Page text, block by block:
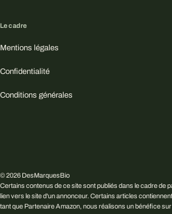
Le cadre
Mentions légales
Confidentialité
Conditions générales
© 2026 DesMarquesBio
Certains contenus de ce site sont publiés dans le cadre de
lien vers le site d'un annonceur. Certains articles
tant que Partenaire Amazon, nous réalisons un bénéfice